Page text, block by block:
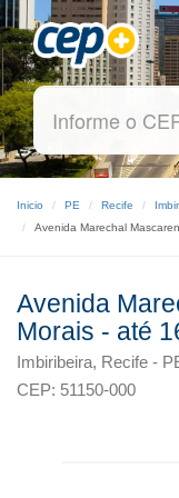
Inicio PE Recife
Avenida Marechal
Avenida
Morais - até
Imbiribeira, Recife -
CEP: 51150-000